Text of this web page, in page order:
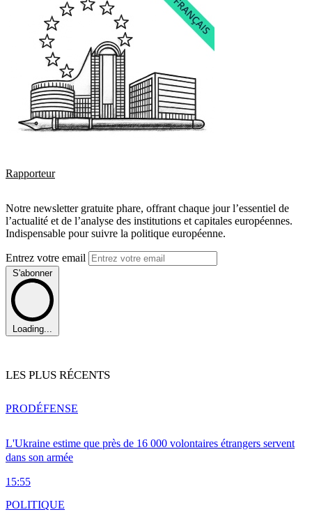
Rapporteur
Notre newsletter gratuite phare, offrant chaque jour l’essentiel de
l’actualité et de l’analyse des institutions et capitales européennes.
Indispensable pour suivre la politique européenne.
Entrez votre email
S'abonner
Loading...
LES PLUS RÉCENTS
L'Ukraine estime que près de 16 000 volontaires étrangers servent
dans son armée
15:55
PRODÉFENSE
POLITIQUE